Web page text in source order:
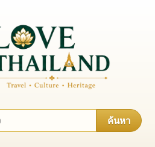
ค้นหา